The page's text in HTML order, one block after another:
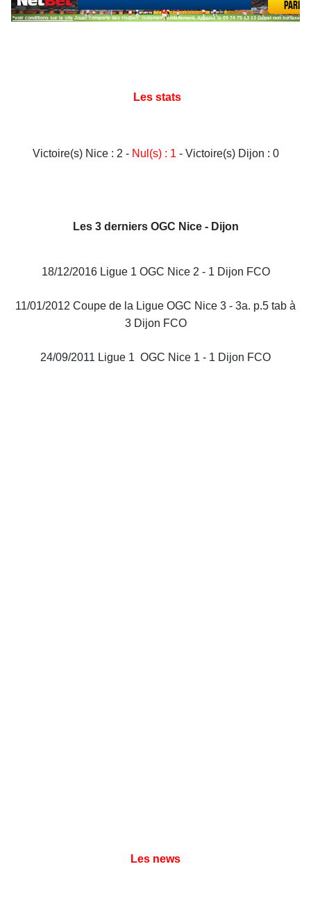
Les stats
Victoire(s) Nice : 2 - Nul(s) : 1 - Victoire(s) Dijon : 0
Les 3 derniers OGC Nice - Dijon
18/12/2016 Ligue 1 OGC Nice 2 - 1 Dijon FCO
11/01/2012 Coupe de la Ligue OGC Nice 3 - 3a. p.5 tab à
3 Dijon FCO
24/09/2011 Ligue 1 OGC Nice 1 - 1 Dijon FCO
Les news